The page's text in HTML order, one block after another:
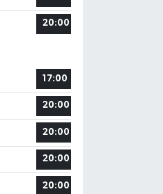
20:00
17:00
20:00
20:00
20:00
20:00